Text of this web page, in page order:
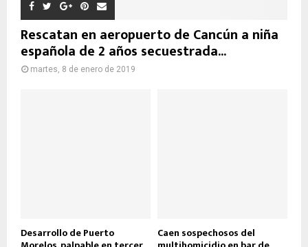
Rescatan en aeropuerto de Cancún a niña
española de 2 años secuestrada...
martes, 8 de enero de 2019
Desarrollo de Puerto Caen sospechosos del